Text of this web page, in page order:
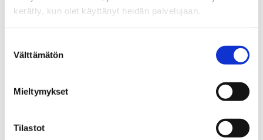
kerätty, kun olet käyttänyt heidän palvelujaan.
valinta
Välttämätön
Mieltymykset
Tilastot
Jaa Facebookissa
Jaa Twitterissä
Jaa Jaa